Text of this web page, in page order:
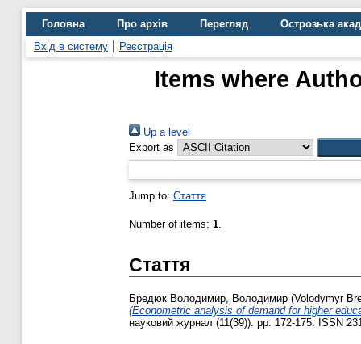
Головна Про архів Перегляд
Острозька
Вхід в систему
Реєстрація
Items where
Up a level
Export as
Jump to: Стаття
Number of items: 1.
Стаття
Бредюк Володимир, Володимир (Volodymyr
(Econometric analysis of demand for higher
науковий журнал (11(39)). pp. 172-175. ISSN